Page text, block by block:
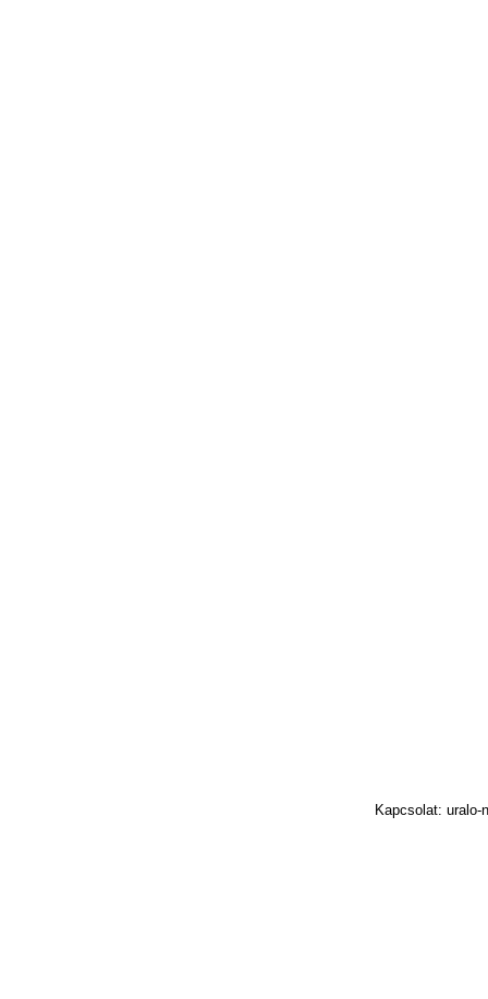
Kapcsolat: uralo-